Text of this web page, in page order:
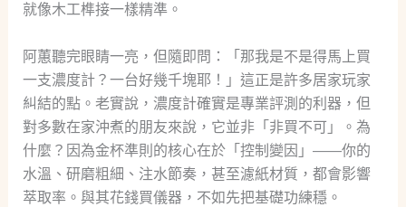
就像木工榫接一樣精準。
阿蕙聽完眼睛一亮，但隨即問：「那我是不是得馬上買
一支濃度計？一台好幾千塊耶！」這正是許多居家玩家
糾結的點。老實說，濃度計確實是專業評測的利器，但
對多數在家沖煮的朋友來說，它並非「非買不可」。為
什麼？因為金杯準則的核心在於「控制變因」——你的
水溫、研磨粗細、注水節奏，甚至濾紙材質，都會影響
萃取率。與其花錢買儀器，不如先把基礎功練穩。